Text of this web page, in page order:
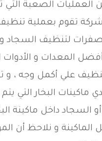
العمليات الصعبة
تقوم بعملية
لتنظيف السجاد
المعدات و الأدوات
علي أكمل وجه ، و
ماكينات البخار التي
داخل ماكينة
و نلاحظ أن